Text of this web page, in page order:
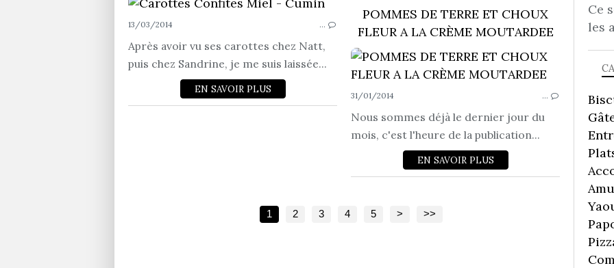
ACCOMPAGNEMENTS
13/03/2014 …
Après avoir vu ses carottes chez Natt,
puis chez Sandrine, je me suis laissée...
EN SAVOIR PLUS
POMMES DE TERRE ET CHOUX
FLEUR A LA CRÈME MOUTARDEE
31/01/2014 …
Nous sommes déjà le dernier jour du
mois, c'est l'heure de la publication...
EN SAVOIR PLUS
1 2 3 4 5 > >>
Ce
les